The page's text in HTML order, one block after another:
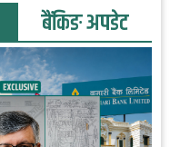
बैंकिङ अपडेट